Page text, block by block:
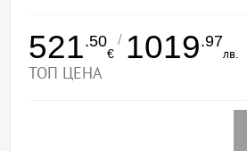
521.50
€
/ 1019.97
лв.
ТОП ЦЕНА